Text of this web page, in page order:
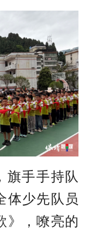
旗手手持队
体少先队员
》，嘹亮的